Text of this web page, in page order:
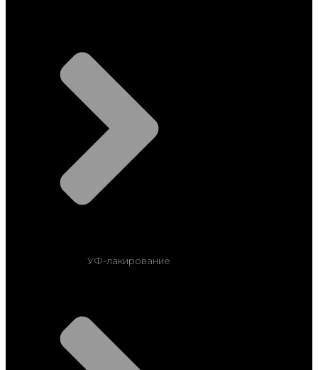
УФ-лакирование